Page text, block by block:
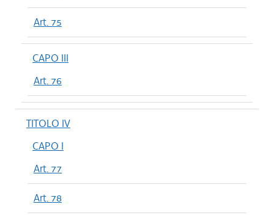
Art. 75
CAPO III
Art. 76
TITOLO IV
CAPO I
Art. 77
Art. 78